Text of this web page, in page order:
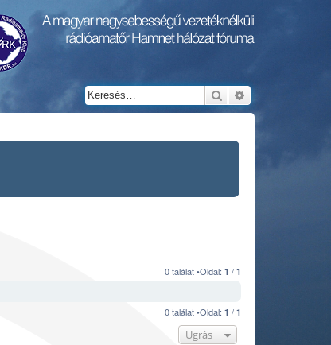
Keresés
0 találat •Oldal: 1 / 1
0 találat •Oldal: 1 / 1
Ugrás